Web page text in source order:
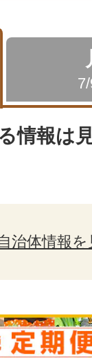
情報は
治体情報を